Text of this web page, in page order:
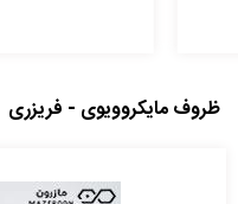
ظروف مایکروویوی - فریزری